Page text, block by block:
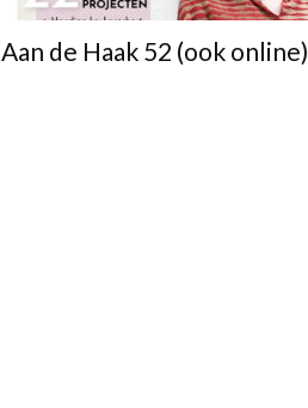
Aan de Haak 52 (ook online)